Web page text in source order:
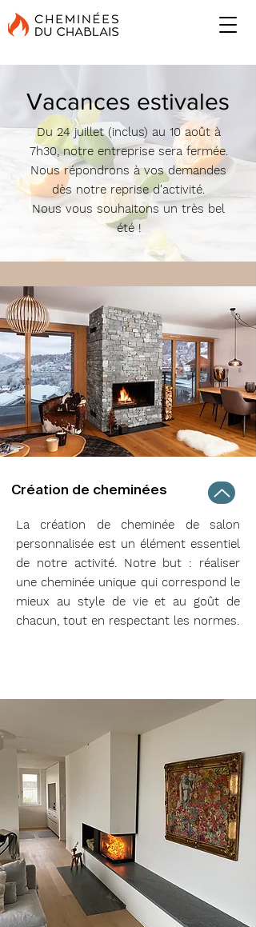
Vacances estivales
Du 24 juillet (inclus) au 10 août à
7h30, notre entreprise sera fermée.
Nous répondrons à vos demandes
dès notre reprise d'activité.
Nous vous souhaitons un très bel
été !
Création de cheminées
La création de cheminée de salon
personnalisée est un élément essentiel
de notre activité. Notre but : réaliser
une cheminée unique qui correspond le
mieux au style de vie et au goût de
chacun, tout en respectant les normes.